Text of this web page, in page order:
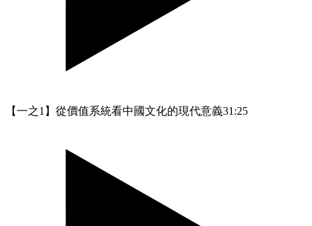
【一之1】從價值系統看中國文化的現代意義31:25